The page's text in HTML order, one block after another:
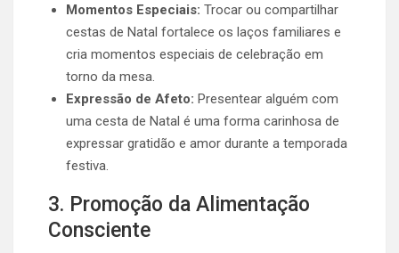
Momentos Especiais: Trocar ou compartilhar
cestas de Natal fortalece os laços familiares e
cria momentos especiais de celebração em
torno da mesa.
Expressão de Afeto: Presentear alguém com
uma cesta de Natal é uma forma carinhosa de
expressar gratidão e amor durante a temporada
festiva.
3. Promoção da Alimentação
Consciente